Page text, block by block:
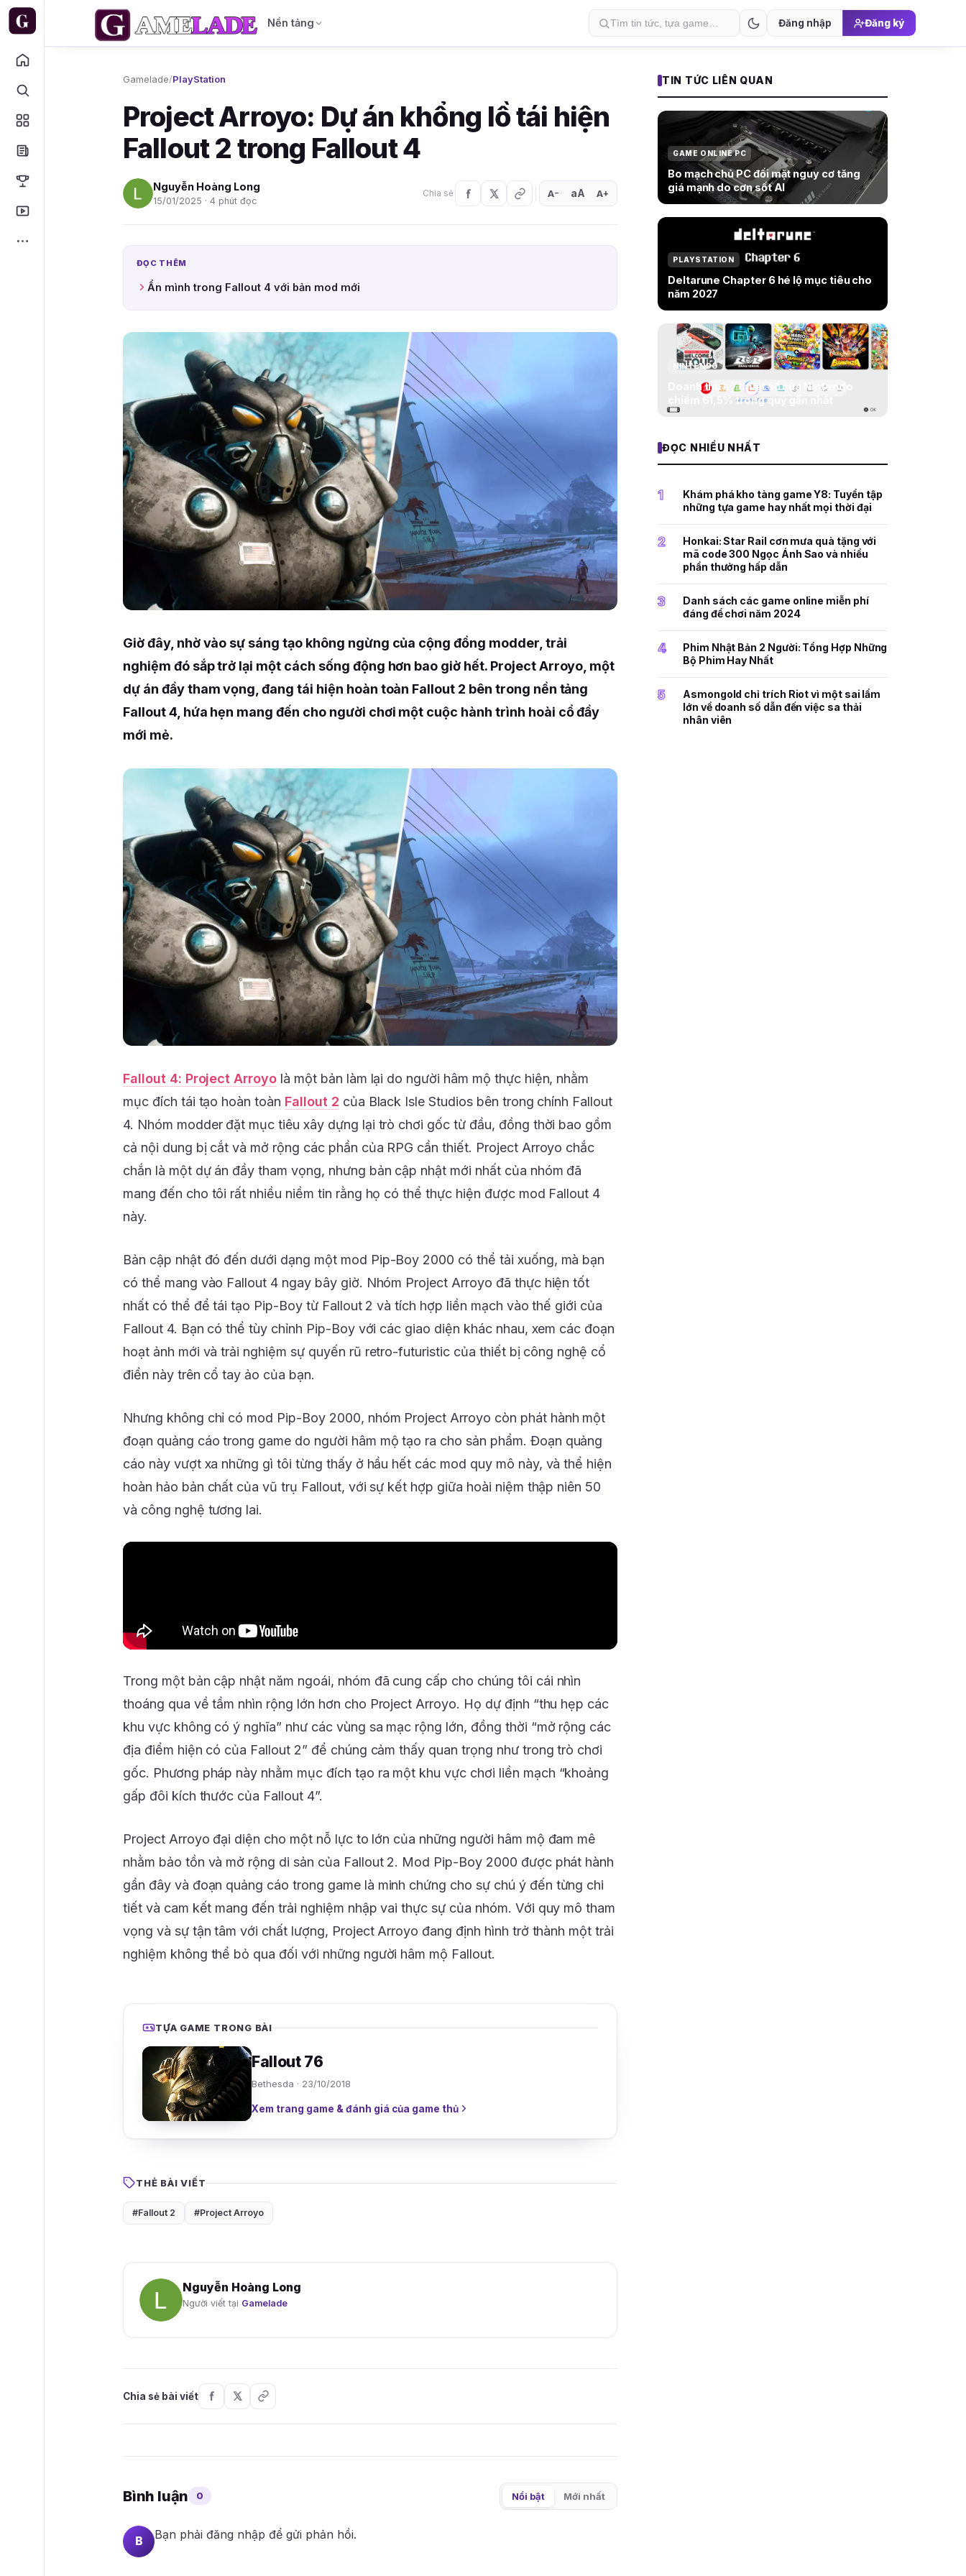
Nền tảng Đăng nhập Đăng ký
Gamelade/PlayStation
Project Arroyo: Dự án khổng lồ tái hiện
Fallout 2 trong Fallout 4
Nguyễn Hoàng Long
15/01/2025 · 4 phút đọc
Chia sẻ A− aA A+
ĐỌC THÊM
Ẩn mình trong Fallout 4 với bản mod mới
Giờ đây, nhờ vào sự sáng tạo không ngừng của cộng đồng modder, trải
nghiệm đó sắp trở lại một cách sống động hơn bao giờ hết. Project Arroyo, một
dự án đầy tham vọng, đang tái hiện hoàn toàn Fallout 2 bên trong nền tảng
Fallout 4, hứa hẹn mang đến cho người chơi một cuộc hành trình hoài cổ đầy
mới mẻ.
Fallout 4: Project Arroyo là một bản làm lại do người hâm mộ thực hiện, nhằm
mục đích tái tạo hoàn toàn Fallout 2 của Black Isle Studios bên trong chính Fallout
4. Nhóm modder đặt mục tiêu xây dựng lại trò chơi gốc từ đầu, đồng thời bao gồm
cả nội dung bị cắt và mở rộng các phần của RPG cần thiết. Project Arroyo chắc
chắn là một dự án đầy tham vọng, nhưng bản cập nhật mới nhất của nhóm đã
mang đến cho tôi rất nhiều niềm tin rằng họ có thể thực hiện được mod Fallout 4
này.
Bản cập nhật đó đến dưới dạng một mod Pip-Boy 2000 có thể tải xuống, mà bạn
có thể mang vào Fallout 4 ngay bây giờ. Nhóm Project Arroyo đã thực hiện tốt
nhất có thể để tái tạo Pip-Boy từ Fallout 2 và tích hợp liền mạch vào thế giới của
Fallout 4. Bạn có thể tùy chỉnh Pip-Boy với các giao diện khác nhau, xem các đoạn
hoạt ảnh mới và trải nghiệm sự quyến rũ retro-futuristic của thiết bị công nghệ cổ
điển này trên cổ tay ảo của bạn.
Nhưng không chỉ có mod Pip-Boy 2000, nhóm Project Arroyo còn phát hành một
đoạn quảng cáo trong game do người hâm mộ tạo ra cho sản phẩm. Đoạn quảng
cáo này vượt xa những gì tôi từng thấy ở hầu hết các mod quy mô này, và thể hiện
hoàn hảo bản chất của vũ trụ Fallout, với sự kết hợp giữa hoài niệm thập niên 50
và công nghệ tương lai.
Trong một bản cập nhật năm ngoái, nhóm đã cung cấp cho chúng tôi cái nhìn
thoáng qua về tầm nhìn rộng lớn hơn cho Project Arroyo. Họ dự định “thu hẹp các
khu vực không có ý nghĩa” như các vùng sa mạc rộng lớn, đồng thời “mở rộng các
địa điểm hiện có của Fallout 2” để chúng cảm thấy quan trọng như trong trò chơi
gốc. Phương pháp này nhằm mục đích tạo ra một khu vực chơi liền mạch “khoảng
gấp đôi kích thước của Fallout 4”.
Project Arroyo đại diện cho một nỗ lực to lớn của những người hâm mộ đam mê
nhằm bảo tồn và mở rộng di sản của Fallout 2. Mod Pip-Boy 2000 được phát hành
gần đây và đoạn quảng cáo trong game là minh chứng cho sự chú ý đến từng chi
tiết và cam kết mang đến trải nghiệm nhập vai thực sự của nhóm. Với quy mô tham
vọng và sự tận tâm với chất lượng, Project Arroyo đang định hình trở thành một trải
nghiệm không thể bỏ qua đối với những người hâm mộ Fallout.
TỰA GAME TRONG BÀI
Fallout 76
Bethesda · 23/10/2018
Xem trang game & đánh giá của game thủ
THẺ BÀI VIẾT
#Fallout 2 #Project Arroyo
Nguyễn Hoàng Long
Người viết tại Gamelade
Chia sẻ bài viết
Bình luận 0 Nổi bật Mới nhất
B Bạn phải đăng nhập để gửi phản hồi.
TIN TỨC LIÊN QUAN
GAME ONLINE PC
Bo mạch chủ PC đối mặt nguy cơ tăng
giá mạnh do cơn sốt AI
PLAYSTATION
Deltarune Chapter 6 hé lộ mục tiêu cho
năm 2027
NINTENDO
Doanh thu kỹ thuật số của Nintendo
chiếm 61,5% trong quý gần nhất
ĐỌC NHIỀU NHẤT
1
Khám phá kho tàng game Y8: Tuyển tập
những tựa game hay nhất mọi thời đại
2
Honkai: Star Rail cơn mưa quà tặng với
mã code 300 Ngọc Ánh Sao và nhiều
phần thưởng hấp dẫn
3
Danh sách các game online miễn phí
đáng để chơi năm 2024
4
Phim Nhật Bản 2 Người: Tổng Hợp Những
Bộ Phim Hay Nhất
5
Asmongold chỉ trích Riot vì một sai lầm
lớn về doanh số dẫn đến việc sa thải
nhân viên